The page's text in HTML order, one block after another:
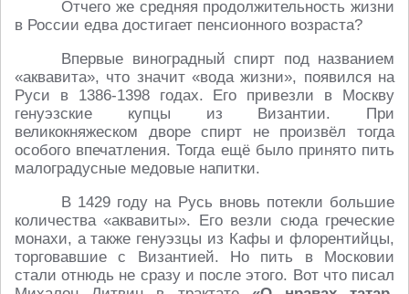
Отчего же средняя продолжительность жизни
в России едва достигает пенсионного возраста?
Впервые виноградный спирт под названием
«аквавита», что значит «вода жизни», появился на
Руси в 1386-1398 годах. Его привезли в Москву
генуэзские купцы из Византии. При
великокняжеском дворе спирт не произвёл тогда
особого впечатления. Тогда ещё было принято пить
малоградусные медовые напитки.
В 1429 году на Русь вновь потекли большие
количества «аквавиты». Его везли сюда греческие
монахи, а также генуэзцы из Кафы и флорентийцы,
торговавшие с Византией. Но пить в Московии
стали отнюдь не сразу и после этого. Вот что писал